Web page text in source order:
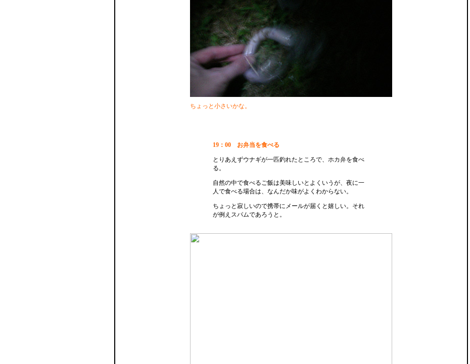
ちょっと小さいかな。
19：00 お弁当を食べる
とりあえずウナギが一匹釣れたところで、ホカ弁を食べ
る。
自然の中で食べるご飯は美味しいとよくいうが、夜に一
人で食べる場合は、なんだか味がよくわからない。
ちょっと寂しいので携帯にメールが届くと嬉しい。それ
が例えスパムであろうと。